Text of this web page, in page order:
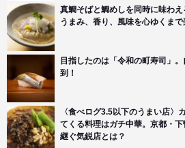
真鯛そばと鯛めしを同時に味わ
うまみ、香り、風味を心ゆくま
目指したのは「令和の町寿司」
到！
〈食べログ3.5以下のうまい店〉
てくる料理はガチ中華。京都・
継ぐ気鋭店とは？